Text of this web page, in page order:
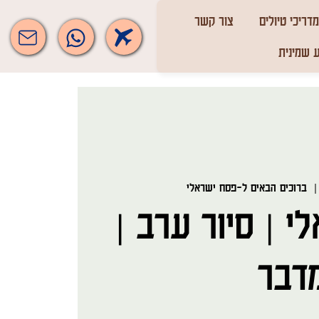
מדריכי טיולים
צור קשר
שמינית
ברוכים הבאים ל-פסח ישראלי
| סיור ערב |